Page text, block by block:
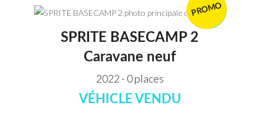
VENDU
PROMO
SPRITE BASECAMP 2
Caravane neuf
2022 - 0 places
VÉHICLE VENDU